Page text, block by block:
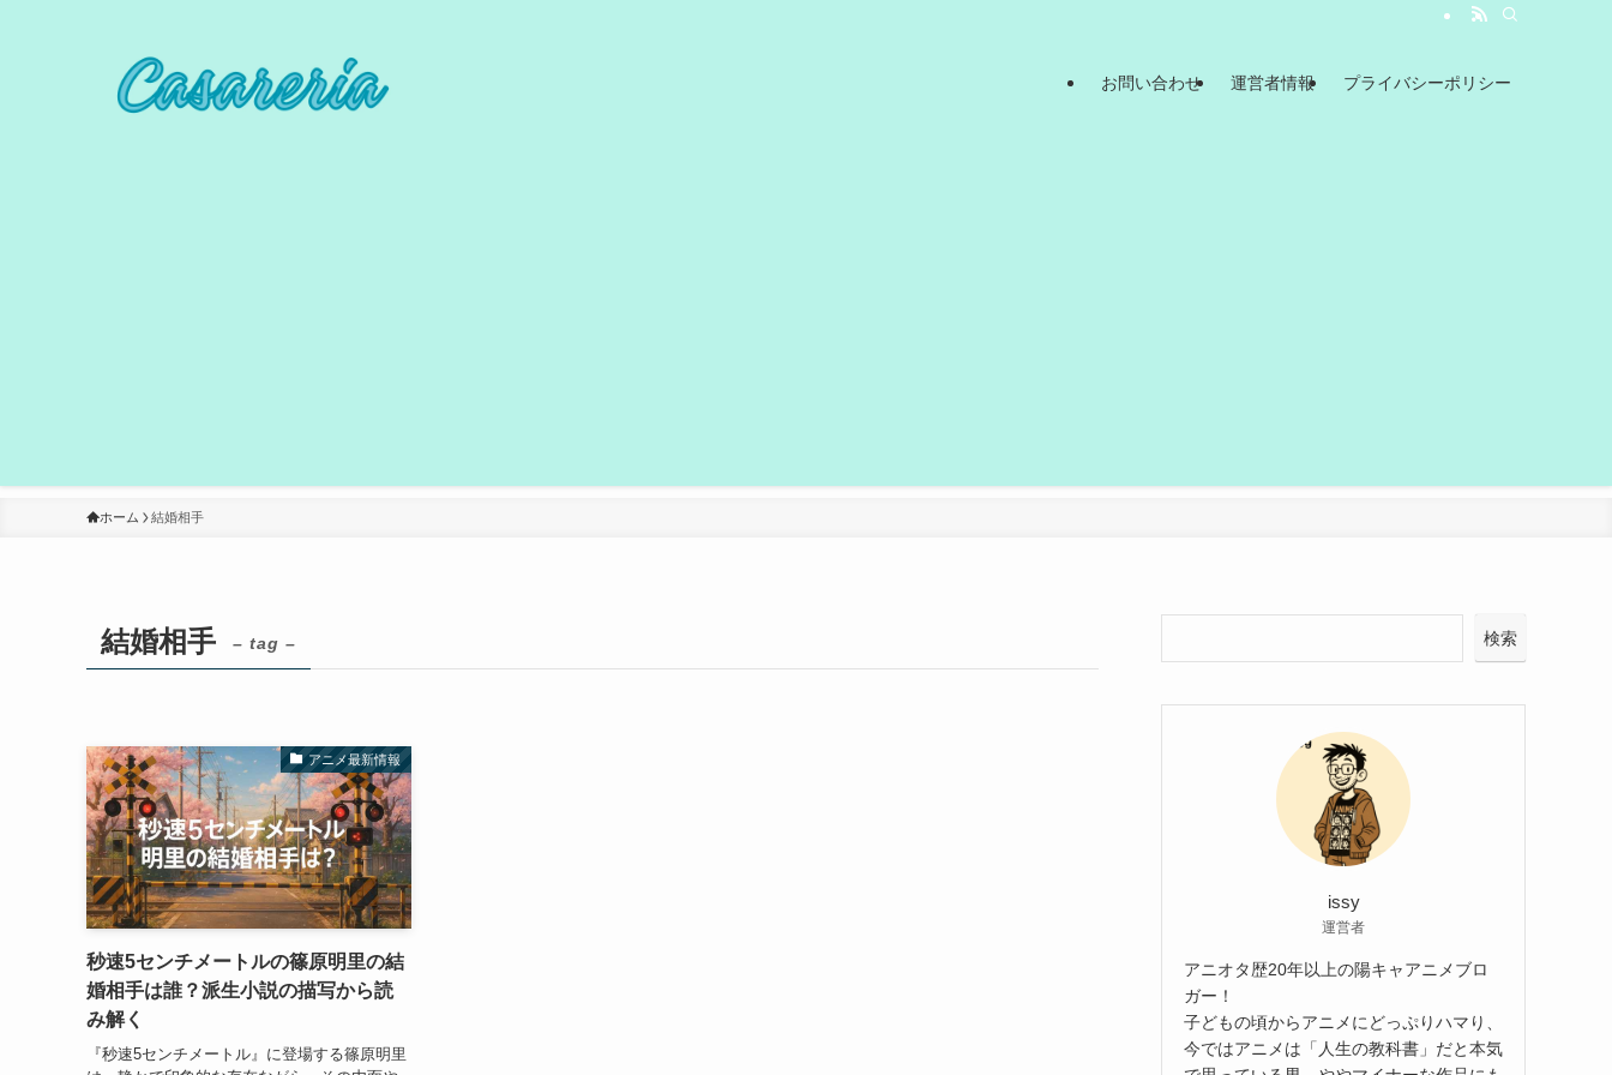
お問い合わせ 運営者情報 プライバシーポリシー
ホーム 結婚相手
結婚相手 – tag –
アニメ最新情報
秒速5センチメートルの篠原明里の結
婚相手は誰？派生小説の描写から読
み解く
『秒速5センチメートル』に登場する篠原明里
検索
issy
運営者
アニオタ歴20年以上の陽キャアニメブロ
ガー！
子どもの頃からアニメにどっぷりハマり、
今ではアニメは「人生の教科書」だと本気